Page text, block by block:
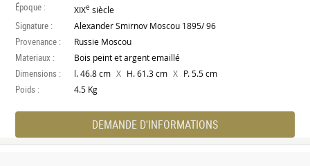
Époque : XIXe siècle
Signature : Alexander Smirnov Moscou 1895/ 96
Provenance : Russie Moscou
Materiaux : Bois peint et argent emaillé
Dimensions : l. 46.8 cm X H. 61.3 cm X P. 5.5 cm
Poids : 4.5 Kg
DEMANDE D'INFORMATIONS